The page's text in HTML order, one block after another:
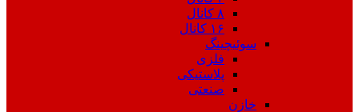
۸ کانال
۱۶ کانال
سوئیچینگ
فلزی
پلاستیکی
صنعتی
خازن